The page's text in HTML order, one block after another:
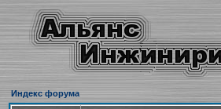
Индекс форума